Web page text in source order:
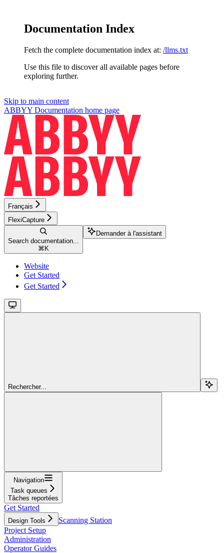
Documentation Index
Fetch the complete documentation index at: /llms.txt
Use this file to discover all available pages before
exploring further.
Skip to main content
ABBYY Documentation home page
Français
FlexiCapture
Search documentation...
⌘ K
Demander à l'assistant
Website
Get Started
Get Started
Rechercher...
Navigation
Task queues
Tâches reportées
Get Started
Design Tools
Scanning Station
Project Setup
Administration
Operator Guides